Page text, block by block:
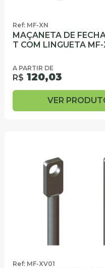
Ref: MF-XN
MAÇANETA DE
T COM LINGUETA MF-
A PARTIR DE
R$ 120,03
VER
Ref: MF-XV01